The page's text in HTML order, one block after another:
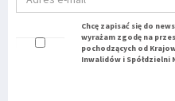
Chcę zapisać się do
wyrażam zgodę na
pochodzących od
Inwalidów i Spółdzielni